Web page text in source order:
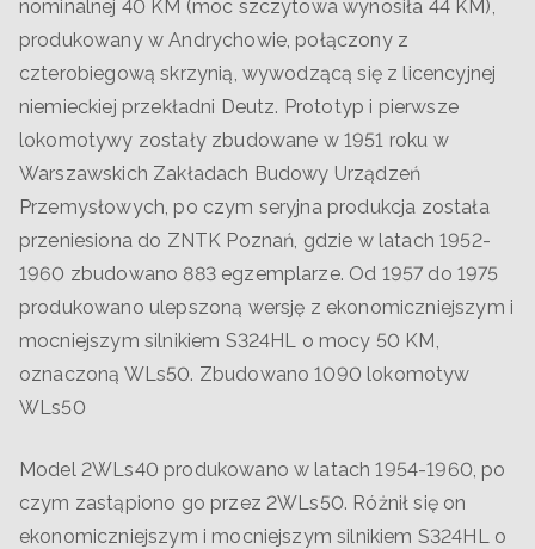
nominalnej 40 KM (moc szczytowa wynosiła 44 KM),
produkowany w Andrychowie, połączony z
czterobiegową skrzynią, wywodzącą się z licencyjnej
niemieckiej przekładni Deutz. Prototyp i pierwsze
lokomotywy zostały zbudowane w 1951 roku w
Warszawskich Zakładach Budowy Urządzeń
Przemysłowych, po czym seryjna produkcja została
przeniesiona do ZNTK Poznań, gdzie w latach 1952-
1960 zbudowano 883 egzemplarze. Od 1957 do 1975
produkowano ulepszoną wersję z ekonomiczniejszym i
mocniejszym silnikiem S324HL o mocy 50 KM,
oznaczoną WLs50. Zbudowano 1090 lokomotyw
WLs50
Model 2WLs40 produkowano w latach 1954-1960, po
czym zastąpiono go przez 2WLs50. Różnił się on
ekonomiczniejszym i mocniejszym silnikiem S324HL o